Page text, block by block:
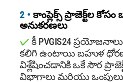
2 • కాంప్లెక్స్ ప్రాజెక్ట్‌ల
అనుకరణలు
✓ కీ PVGIS24
కలిగి ఉంటాయి బహుళ
విశ్లేషించడానికి ఒకే సౌర
విభాగాలు మరియు